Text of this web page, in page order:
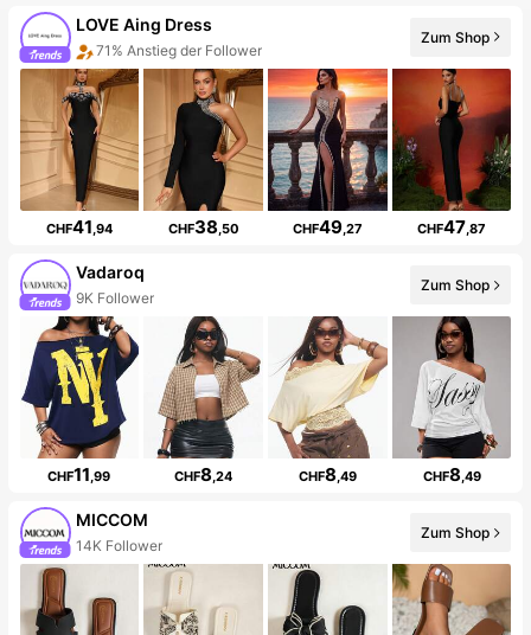
LOVE Aing Dress
71% Anstieg der Follower
Zum Shop
CHF41 ,94 CHF38 ,50 CHF49,27 CHF47 ,87
Vadaroq
9K Follower
Zum Shop
CHF11,99 CHF8,24 CHF8,49 CHF8,49
MICCOM
14K Follower
Zum Shop